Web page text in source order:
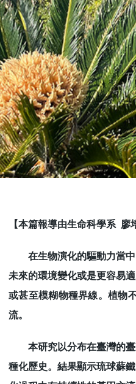
【本篇報導由生命科學系 廖
在生物演化的驅動力當中
未來的環境變化或是更容易
或甚至模糊物種界線。植物
流。
本研究以分布在臺灣的臺
種化歷史。結果顯示琉球蘇